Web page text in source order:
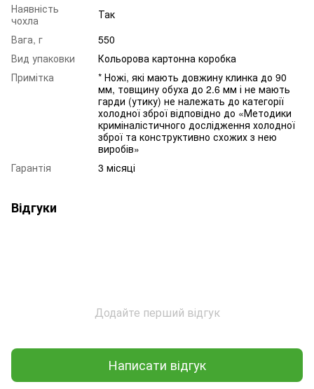
Наявність
чохла
Так
Вага, г
550
Вид упаковки
Кольорова картонна коробка
Примітка
* Ножі, які мають довжину клинка до 90
мм, товщину обуха до 2.6 мм і не мають
гарди (утику) не належать до категорії
холодної зброї відповідно до «Методики
криміналістичного дослідження холодної
зброї та конструктивно схожих з нею
виробів»
Гарантія
3 місяці
Відгуки
Додайте перший відгук
Написати відгук